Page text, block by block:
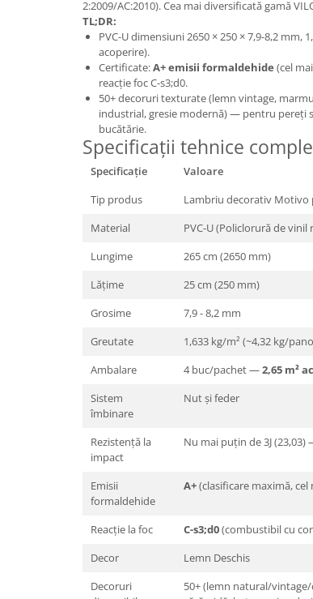
2:2009/AC:2010). Cea mai diversificată gamă
TL;DR:
PVC-U dimensiuni 2650 × 250 × 7,9-8,2 mm,
acoperire).
Certificate:A+ emisii formaldehide (cel
reacție foc C-s3;d0.
50+ decoruri texturate (lemn vintage,
industrial, gresie modernă) — pentru pereți
bucătărie.
Specificații tehnice
Specificație
Valoare
Tip produs
Lambriu decorativ Motivo
Material
PVC-U (Policlorură de vinil
Lungime
265 cm (2650 mm)
Lățime
25 cm (250 mm)
Grosime
7,9 - 8,2 mm
Greutate
1,633 kg/m² (~4,32 kg/
Ambalare
4 buc/pachet —2,65 m²
Sistem
îmbinare
Nut și feder
Rezistență la
impact
Nu mai puțin de 3J (23,03)
Emisii
formaldehide
A+(clasificare maximă,
Reacție la foc C-s3;d0(combustibil cu
Decor
Lemn Deschis
Decoruri
50+ (lemn natural/